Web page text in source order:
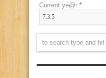
Current ye@r *